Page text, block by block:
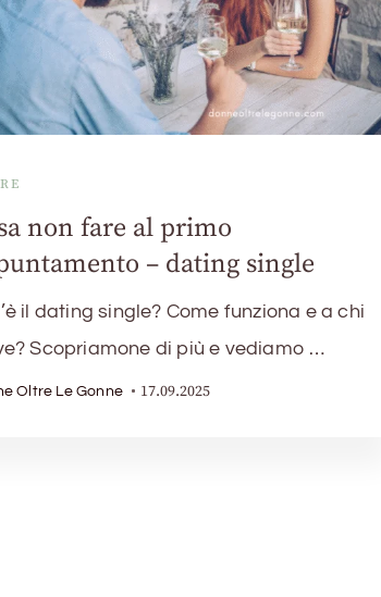
non fare al primo
– dating single
il dating single? Come funziona e a chi
Scopriamone di più e vediamo …
Oltre Le Gonne 17.09.2025